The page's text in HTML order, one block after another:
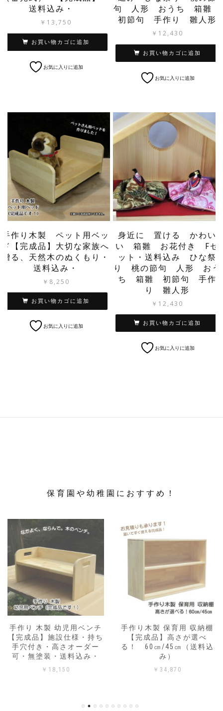
送料込み・
￥ 13,750
お買い物カゴに追加
お気に入りに追加
句 人形 おうち 箱雛
初節句 手作り 雛人形
￥ 12,430
お買い物カゴに追加
お気に入りに追加
手作り木製 ペット用ベッ
ド【完成品】大切な家族へ
贈る、天然木のぬくもり・
送料込み・
￥ 8,250
お買い物カゴに追加
お気に入りに追加
身近に 置ける かわい
い 箱雛 お花付き Fセ
ット・送料込み ひな祭
り 桃の節句 人形 おう
ち 箱雛 初節句 手作
り 雛人形
￥ 12,430
お買い物カゴに追加
お気に入りに追加
保育園や幼稚園におすすめ！
手作り 木製 幼児用ベンチ
【完成品】施設仕様・持ち
手穴付き・高さオーダー
可・無塗装・送料込み・
￥ 18,150
手作り木製 保育用 収納棚
【完成品】高さが選べ
る！ 60㎝/45㎝（送料込
み）
￥ 34,870